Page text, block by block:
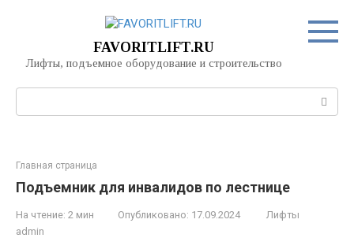
FAVORITLIFT.RU
Лифты, подъемное оборудование и строительство
Главная страница
Подъемник для инвалидов по лестнице
На чтение: 2 мин Опубликовано: 17.09.2024
Лифты
admin